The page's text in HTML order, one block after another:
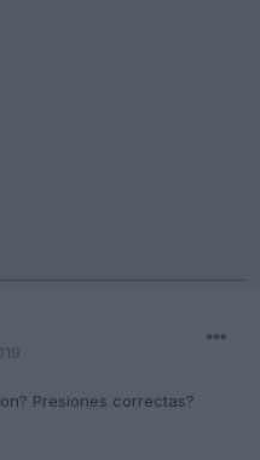
Presiones correctas?